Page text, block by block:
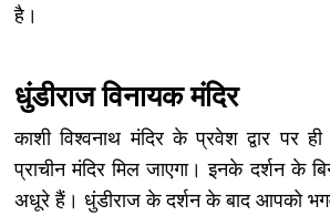
है।
धुंडीराज विनायक मंदिर
काशी विश्वनाथ मंदिर के प्रवेश द्वार पर
प्राचीन मंदिर मिल जाएगा। इनके दर्शन के
अधूरे हैं। धुंडीराज के दर्शन के बाद आपको